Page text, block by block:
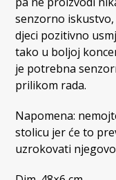
senzorno
djeci pozitivno
tako u boljoj
je potrebna
prilikom rada.
Napomena:
stolicu jer će to
uzrokovati